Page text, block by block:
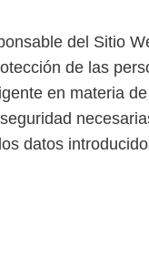
del Sitio
de las
en materia
datos